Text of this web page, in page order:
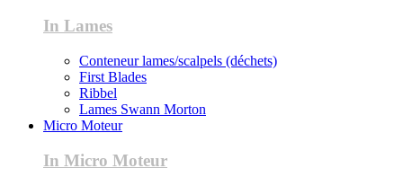
In Lames
Conteneur lames/scalpels (déchets)
First Blades
Ribbel
Lames Swann Morton
Micro Moteur
In Micro Moteur